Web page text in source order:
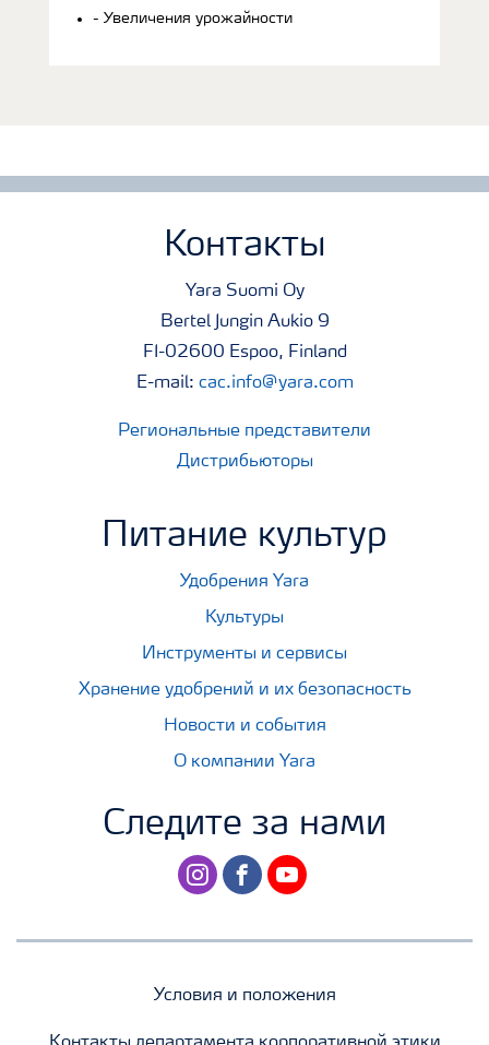
- Увеличения урожайности
Контакты
Yara Suomi Oy
Bertel Jungin Aukio 9
FI-02600 Espoo, Finland
E-mail: cac.info@yara.com
Региональные представители
Дистрибьюторы
Питание культур
Удобрения Yara
Культуры
Инструменты и сервисы
Хранение удобрений и их безопасность
Новости и события
О компании Yara
Следите за нами
instagramfacebookyoutube
Условия и положения